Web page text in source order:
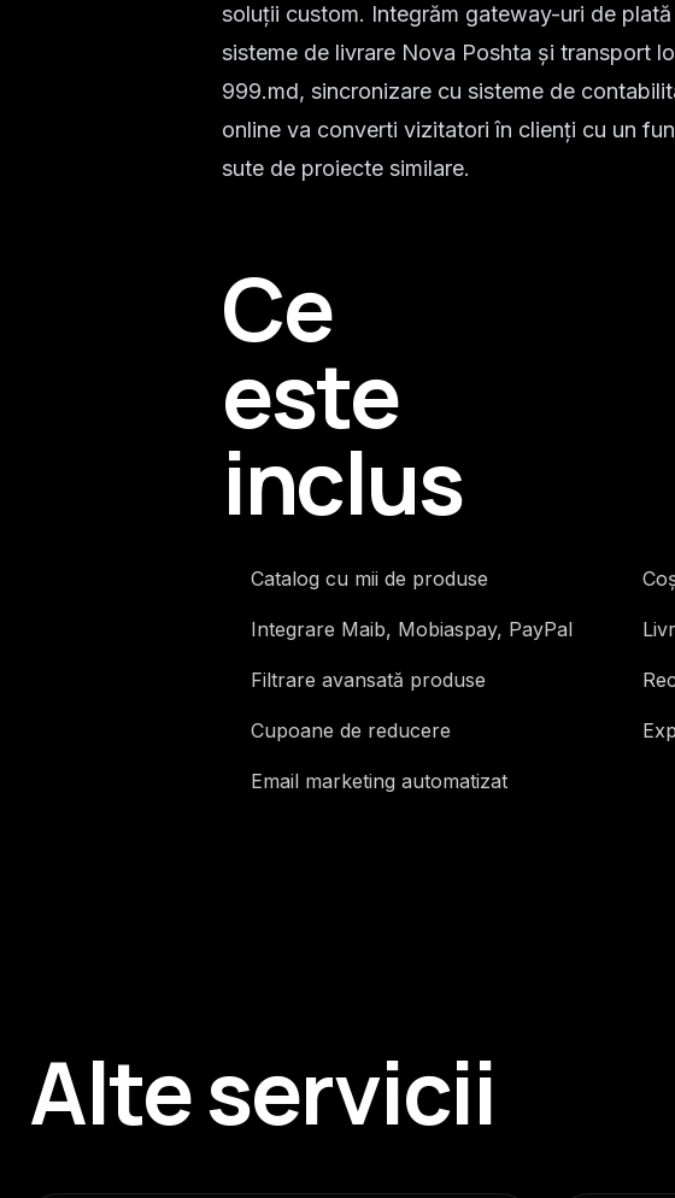
soluții custom. Integrăm gateway-uri de
sisteme de livrare Nova Poshta și transport
999.md, sincronizare cu sisteme de
online va converti vizitatori în clienți cu un
sute de proiecte similare.
Ce
este
inclus
Catalog cu mii de produse
Integrare Maib, Mobiaspay, PayPal
Filtrare avansată produse
Cupoane de reducere
Email marketing automatizat
Alte servicii